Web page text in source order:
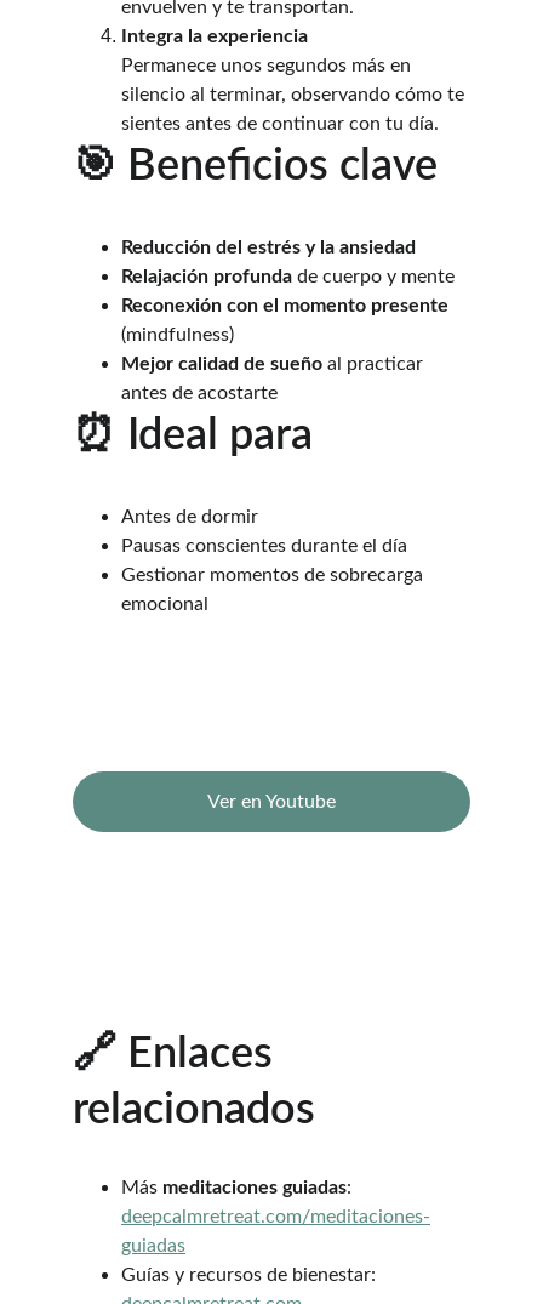
envuelven y te transportan.
Integra la experiencia
Permanece unos segundos más en
silencio al terminar, observando cómo te
sientes antes de continuar con tu día.
🎯 Beneficios clave
Reducción del estrés y la ansiedad
Relajación profunda de cuerpo y mente
Reconexión con el momento presente
(mindfulness)
Mejor calidad de sueño al practicar
antes de acostarte
⏰ Ideal para
Antes de dormir
Pausas conscientes durante el día
Gestionar momentos de sobrecarga
emocional
🔗 Enlaces
relacionados
Más meditaciones guiadas:
deepcalmretreat.com/meditaciones-
guiadas
Guías y recursos de bienestar:
Ver en Youtube